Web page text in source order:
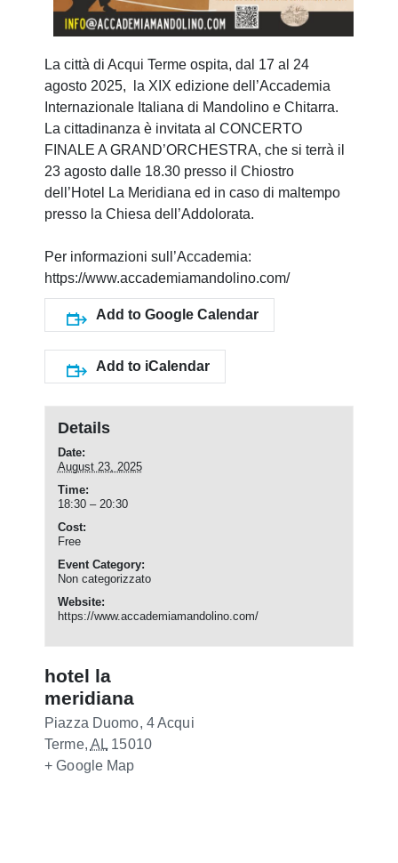
La città di Acqui Terme ospita, dal 17 al 24
agosto 2025, la XIX edizione dell’Accademia
Internazionale Italiana di Mandolino e Chitarra.
La cittadinanza è invitata al CONCERTO
FINALE A GRAND’ORCHESTRA, che si terrà il
23 agosto dalle 18.30 presso il Chiostro
dell’Hotel La Meridiana ed in caso di maltempo
presso la Chiesa dell’Addolorata.
Per informazioni sull’Accademia:
https://www.accademiamandolino.com/
Add to Google Calendar
Add to iCalendar
Details
Date:
August 23, 2025
Time:
18:30 – 20:30
Cost:
Free
Event Category:
Non categorizzato
Website:
https://www.accademiamandolino.com/
hotel la
meridiana
Piazza Duomo, 4Acqui
Terme, AL 15010
+ Google Map